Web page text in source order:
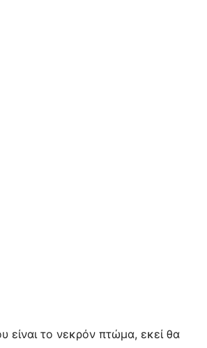
είναι το νεκρόν πτώμα, εκεί θα